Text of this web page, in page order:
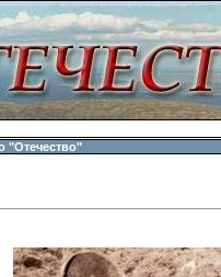
"Отечество"